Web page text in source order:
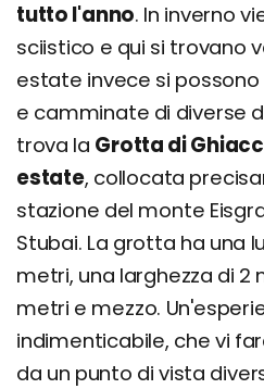
tutto l'anno. In inverno
sciistico e qui si trovano
estate invece si
e camminate di diverse
trova la Grotta di
estate, collocata
stazione del monte
Stubai. La grotta ha una
metri, una larghezza di 2
metri e mezzo.
indimenticabile, che vi
da un punto di vista